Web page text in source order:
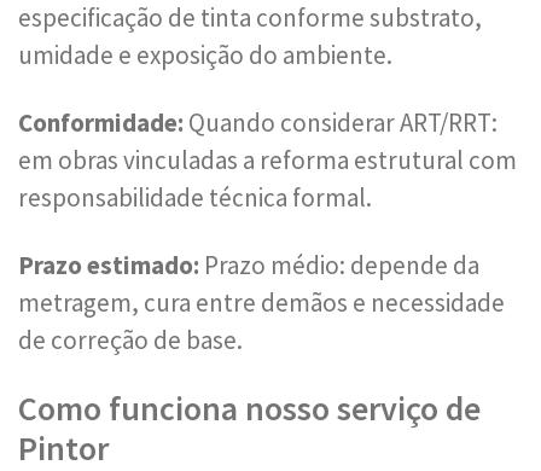
especificação de tinta conforme substrato,
umidade e exposição do ambiente.
Conformidade: Quando considerar ART/RRT:
em obras vinculadas a reforma estrutural com
responsabilidade técnica formal.
Prazo estimado: Prazo médio: depende da
metragem, cura entre demãos e necessidade
de correção de base.
Como funciona nosso serviço de
Pintor